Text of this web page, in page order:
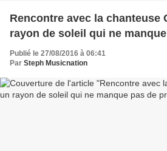
Rencontre avec la chanteuse
rayon de soleil qui ne
Publié le 27/08/2016 à 06:41
Par Steph Musicnation